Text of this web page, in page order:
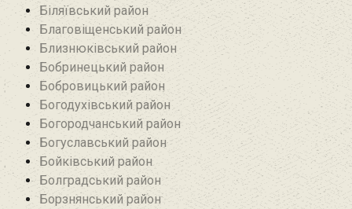
Біляївський район‎
Благовіщенський район
Близнюківський район
Бобринецький район
Бобровицький район
Богодухівський район
Богородчанський район
Богуславський район
Бойківський район
Болградський район
Борзнянський район